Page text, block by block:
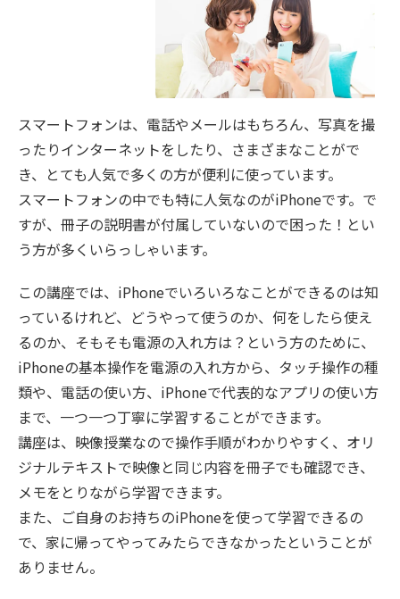
スマートフォンは、電話やメールはもちろん、写真を撮
ったりインターネットをしたり、さまざまなことがで
き、とても人気で多くの方が便利に使っています。
スマートフォンの中でも特に人気なのがiPhoneです。で
すが、冊子の説明書が付属していないので困った！とい
う方が多くいらっしゃいます。
この講座では、iPhoneでいろいろなことができるのは知
っているけれど、どうやって使うのか、何をしたら使え
るのか、そもそも電源の入れ方は？という方のために、
iPhoneの基本操作を電源の入れ方から、タッチ操作の種
類や、電話の使い方、iPhoneで代表的なアプリの使い方
まで、一つ一つ丁寧に学習することができます。
講座は、映像授業なので操作手順がわかりやすく、オリ
ジナルテキストで映像と同じ内容を冊子でも確認でき、
メモをとりながら学習できます。
また、ご自身のお持ちのiPhoneを使って学習できるの
で、家に帰ってやってみたらできなかったということが
ありません。